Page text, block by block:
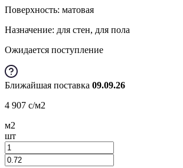
Поверхность: матовая
Назначение: для стен, для пола
Ожидается поступление
Ближайшая поставка 09.09.26
4 907 c/м2
м2
шт